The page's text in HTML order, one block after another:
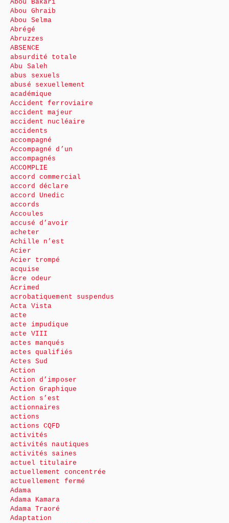
Abou Bakari
Abou Ghraib
Abou Selma
Abrégé
Abruzzes
ABSENCE
absurdité totale
Abu Saleh
abus sexuels
abusé sexuellement
académique
Accident ferroviaire
accident majeur
accident nucléaire
accidents
accompagné
Accompagné d’un
accompagnés
ACCOMPLIE
accord commercial
accord déclare
accord Unedic
accords
Accoules
accusé d’avoir
acheter
Achille n’est
Acier
Acier trompé
acquise
âcre odeur
Acrimed
acrobatiquement suspendus
Acta Vista
acte
acte impudique
acte VIII
actes manqués
actes qualifiés
Actes Sud
Action
Action d’imposer
Action Graphique
Action s’est
actionnaires
actions
actions CQFD
activités
activités nautiques
activités saines
actuel titulaire
actuellement concentrée
actuellement fermé
Adama
Adama Kamara
Adama Traoré
Adaptation